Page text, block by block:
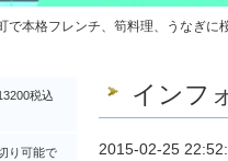
で本格フレンチ、筍料理、うなぎ
インフ
2015-02-25
税込
り可能で